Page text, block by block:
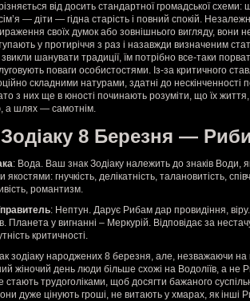
від досить стандартної громадської
— діти — гідна старість і повний спокій.
своїх думок або зовнішнього вигляду, вони
у протиріччя з раз і назавжди визначеним
шанувати традиції, їм потрібно все-таки
поваги особистостями. Із-за критичного
складними натурами, здатні до нескінченності
з них ще в юності починають розуміти, що їх
а шлях — самотнім.
8 Березня — Риби
: Вода. Ваш знак Зодіаку належить до знаків Води,
гнучкість, делікатність, талановитість,
романтизм.
: Нептун. Дарує Рибам дар провидіння,
Планета у вигнанні – Меркурій. Відповідає за
критичності.
зодіаку народжених 8 березня, але, незважаючи на
жіночий день люди більше схожі на Водоліїв, а не
стають трудоголіками, щоб досягти бажаного
дуже цінують гроші, не витають у хмарах, як інші